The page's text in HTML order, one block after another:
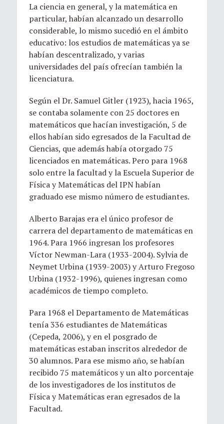
La ciencia en general, y la matemática en
particular, habían alcanzado un desarrollo
considerable, lo mismo sucedió en el ámbito
educativo: los estudios de matemáticas ya se
habían descentralizado, y varias
universidades del país ofrecían también la
licenciatura.
Según el Dr. Samuel Gitler (1923), hacia 1965,
se contaba solamente con 25 doctores en
matemáticos que hacían investigación, 5 de
ellos habían sido egresados de la Facultad de
Ciencias, que además había otorgado 75
licenciados en matemáticas. Pero para 1968
solo entre la facultad y la Escuela Superior de
Física y Matemáticas del IPN habían
graduado ese mismo número de estudiantes.
Alberto Barajas era el único profesor de
carrera del departamento de matemáticas en
1964. Para 1966 ingresan los profesores
Víctor Newman-Lara (1933-2004). Sylvia de
Neymet Urbina (1939-2003) y Arturo Fregoso
Urbina (1932-1996), quienes ingresan como
académicos de tiempo completo.
Para 1968 el Departamento de Matemáticas
tenía 336 estudiantes de Matemáticas
(Cepeda, 2006), y en el posgrado de
matemáticas estaban inscritos alrededor de
30 alumnos. Para ese mismo año, se habían
recibido 75 matemáticos y un alto porcentaje
de los investigadores de los institutos de
Física y Matemáticas eran egresados de la
Facultad.